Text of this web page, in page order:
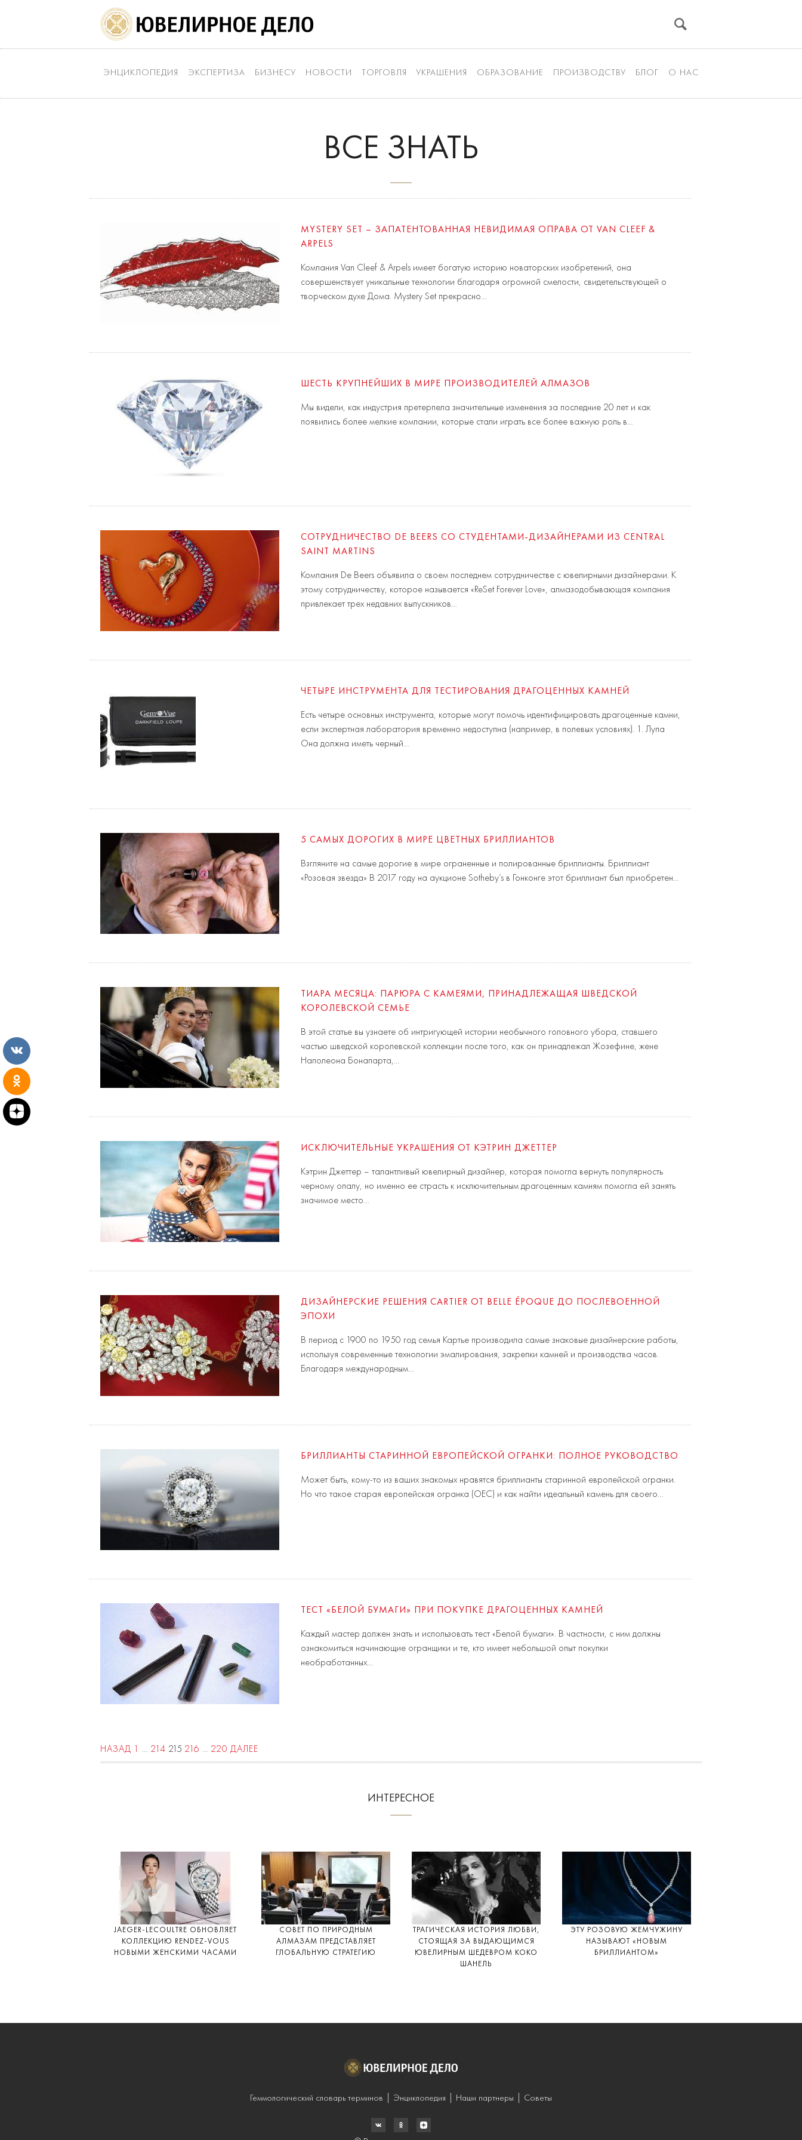
ЭНЦИКЛОПЕДИЯ ЭКСПЕРТИЗА БИЗНЕСУ НОВОСТИ ТОРГОВЛЯ УКРАШЕНИЯ ОБРАЗОВАНИЕ ПРОИЗВОДСТВУ БЛОГ О НАС
ВСЕ ЗНАТЬ
MYSTERY SET – ЗАПАТЕНТОВАННАЯ НЕВИДИМАЯ ОПРАВА ОТ VAN CLEEF &
ARPELS
Компания Van Cleef & Arpels имеет богатую историю новаторских изобретений, она
совершенствует уникальные технологии благодаря огромной смелости, свидетельствующей о
творческом духе Дома. Mystery Set прекрасно…
ШЕСТЬ КРУПНЕЙШИХ В МИРЕ ПРОИЗВОДИТЕЛЕЙ АЛМАЗОВ
Мы видели, как индустрия претерпела значительные изменения за последние 20 лет и как
появились более мелкие компании, которые стали играть все более важную роль в…
СОТРУДНИЧЕСТВО DE BEERS СО СТУДЕНТАМИ-ДИЗАЙНЕРАМИ ИЗ CENTRAL
SAINT MARTINS
Компания De Beers объявила о своем последнем сотрудничестве с ювелирными дизайнерами. К
этому сотрудничеству, которое называется «ReSet Forever Love», алмазодобывающая компания
привлекает трех недавних выпускников…
ЧЕТЫРЕ ИНСТРУМЕНТА ДЛЯ ТЕСТИРОВАНИЯ ДРАГОЦЕННЫХ КАМНЕЙ
Есть четыре основных инструмента, которые могут помочь идентифицировать драгоценные камни,
если экспертная лаборатория временно недоступна (например, в полевых условиях). 1. Лупа
Она должна иметь черный…
5 САМЫХ ДОРОГИХ В МИРЕ ЦВЕТНЫХ БРИЛЛИАНТОВ
Взгляните на самые дорогие в мире ограненные и полированные бриллианты. Бриллиант
«Розовая звезда» В 2017 году на аукционе Sotheby’s в Гонконге этот бриллиант был приобретен…
ТИАРА МЕСЯЦА: ПАРЮРА С КАМЕЯМИ, ПРИНАДЛЕЖАЩАЯ ШВЕДСКОЙ
КОРОЛЕВСКОЙ СЕМЬЕ
В этой статье вы узнаете об интригующей истории необычного головного убора, ставшего
частью шведской королевской коллекции после того, как он принадлежал Жозефине, жене
Наполеона Бонапарта,…
ИСКЛЮЧИТЕЛЬНЫЕ УКРАШЕНИЯ ОТ КЭТРИН ДЖЕТТЕР
Кэтрин Джеттер – талантливый ювелирный дизайнер, которая помогла вернуть популярность
черному опалу, но именно ее страсть к исключительным драгоценным камням помогла ей занять
значимое место…
ДИЗАЙНЕРСКИЕ РЕШЕНИЯ CARTIER ОТ BELLE ÉPOQUE ДО ПОСЛЕВОЕННОЙ
ЭПОХИ
В период с 1900 по 1950 год семья Картье производила самые знаковые дизайнерские работы,
используя современные технологии эмалирования, закрепки камней и производства часов.
Благодаря международным…
БРИЛЛИАНТЫ СТАРИННОЙ ЕВРОПЕЙСКОЙ ОГРАНКИ: ПОЛНОЕ РУКОВОДСТВО
Может быть, кому-то из ваших знакомых нравятся бриллианты старинной европейской огранки.
Но что такое старая европейская огранка (OEC) и как найти идеальный камень для своего…
ТЕСТ «БЕЛОЙ БУМАГИ» ПРИ ПОКУПКЕ ДРАГОЦЕННЫХ КАМНЕЙ
Каждый мастер должен знать и использовать тест «Белой бумаги». В частности, с ним должны
ознакомиться начинающие огранщики и те, кто имеет небольшой опыт покупки
необработанных…
НАЗАД 1 … 214 215 216 … 220 ДАЛЕЕ
ИНТЕРЕСНОЕ
JAEGER-LECOULTRE ОБНОВЛЯЕТ
КОЛЛЕКЦИЮ RENDEZ-VOUS
НОВЫМИ ЖЕНСКИМИ ЧАСАМИ
СОВЕТ ПО ПРИРОДНЫМ
АЛМАЗАМ ПРЕДСТАВЛЯЕТ
ГЛОБАЛЬНУЮ СТРАТЕГИЮ
ТРАГИЧЕСКАЯ ИСТОРИЯ ЛЮБВИ,
СТОЯЩАЯ ЗА ВЫДАЮЩИМСЯ
ЮВЕЛИРНЫМ ШЕДЕВРОМ КОКО
ШАНЕЛЬ
ЭТУ РОЗОВУЮ ЖЕМЧУЖИНУ
НАЗЫВАЮТ «НОВЫМ
БРИЛЛИАНТОМ»
Геммологический словарь терминов Энциклопедия Наши партнеры Советы